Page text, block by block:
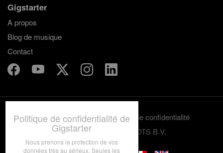
Gigstarter
A propos
Blog de musique
Contact
Termes et conditions
Politique de confidentialité
© 2012-2026 GRASSROOTS B.V.
Politique de confidentialité de
Gigstarter
Nous prenons la protection de vos
données très au sérieux. Seules les